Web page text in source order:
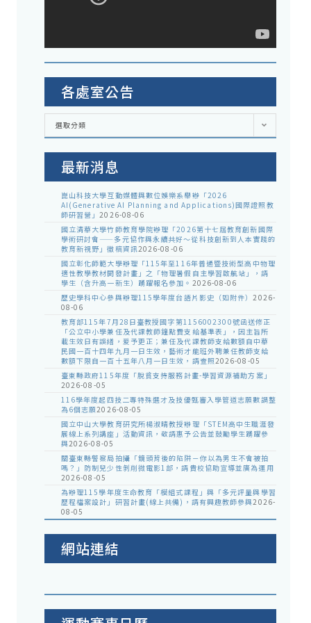
各處室公告
各
室
選取分類
最新消息
崑山科技大學互動媒體與數位娛樂系舉辦「2026
AI(Generative AI Planning and Applications)國際證照教
師研習營」2026-08-06
國立清華大學竹師教育學院辦理「2026第十七屆教育創新國際
學術研討會——多元協作與永續共好～從科技創新到人本實踐的
教育新視野」徵稿資訊2026-08-06
國立彰化師範大學辦理「115年至116年普通暨技術型高中物理
適性教學教材開發計畫」之「物理暑假自主學習啟航站」，請
學生（含升高一新生）踴躍報名參加。 2026-08-06
歷史學科中心參與辦理115學年度台語片影史（如附件）2026-
08-06
教育部115年7月28日臺教授國字第1156002300號函送修正
「公立中小學兼任及代課教師鐘點費支給基準表」，因主旨所
載生效日有誤繕，爰予更正；兼任及代課教師支給數額自中華
民國一百十四年九月一日生效，藝術才能班外聘兼任教師支給
數額下限自一百十五年八月一日生效，請查照2026-08-05
臺東縣政府115年度「脫貧支持服務計畫-學習資源補助方案」
2026-08-05
116學年度起四技二專特殊選才及技優甄審入學管道志願數調整
為6個志願2026-08-05
國立中山大學教育研究所楊淑晴教授辦理「STEM高中生職涯發
展線上系列講座」活動資訊，敬請惠予公告並鼓勵學生踴躍參
與2026-08-05
關臺東縣警察局拍攝「鏡頭背後的陷阱－你以為男生不會被拍
嗎？」防制兒少性剝削微電影1部，請貴校協助宣導並廣為運用
2026-08-05
為辦理115學年度生命教育「模組式課程」與「多元評量與學習
歷程檔案設計」研習計畫(線上共備)，請有興趣教師參與2026-
08-05
網站連結